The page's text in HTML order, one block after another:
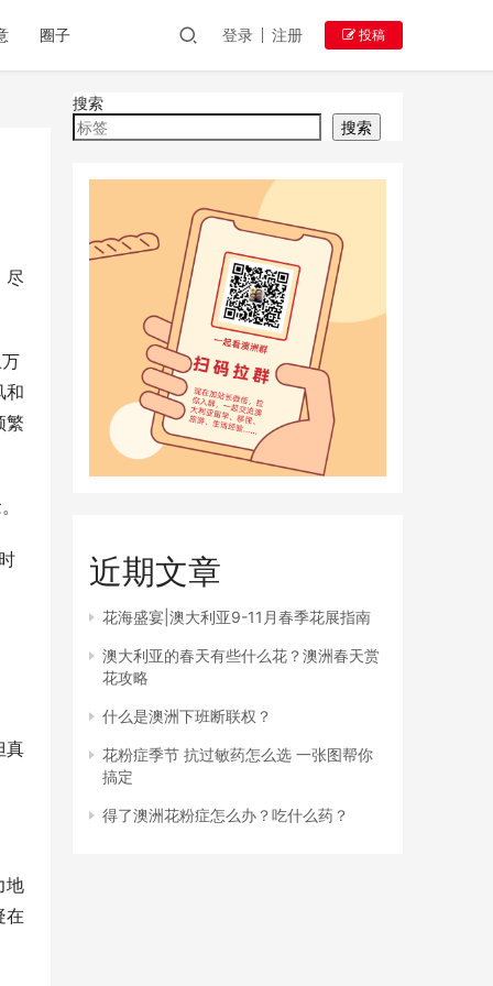
圈子 登录 注册 投稿
尽
和
繁
真
地
在
搜索
搜索
近期文章
花海盛宴|澳大利亚9-11月春季花展指南
澳大利亚的春天有些什么花？澳洲春天赏
花攻略
什么是澳洲下班断联权？
花粉症季节 抗过敏药怎么选 一张图帮你
搞定
得了澳洲花粉症怎么办？吃什么药？